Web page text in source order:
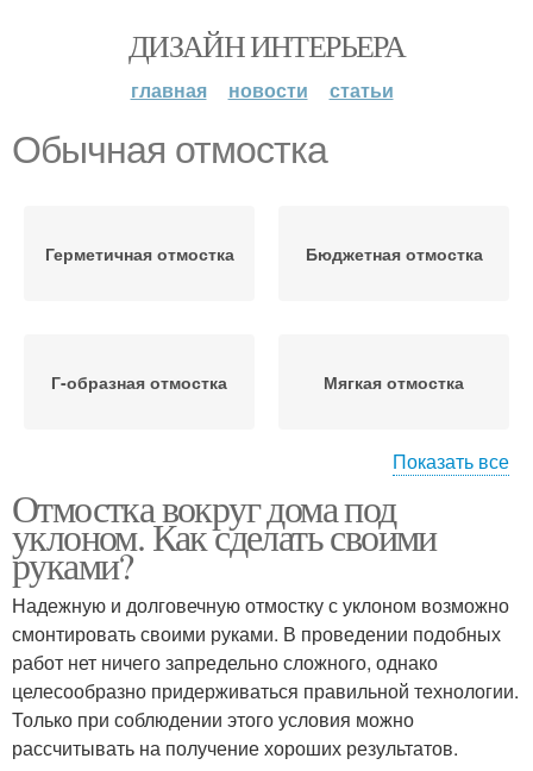
ДИЗАЙН ИНТЕРЬЕРА
главная новости статьи
Обычная отмостка
Герметичная отмостка Бюджетная отмостка
Г-образная отмостка Мягкая отмостка
Скрытая отмостка Бетонная отмостка
Отмостка из бетона Бетон для отмостки
Показать все
Отмостка вокруг дома под
уклоном. Как сделать своими
руками?
Надежную и долговечную отмостку с уклоном возможно
смонтировать своими руками. В проведении подобных
работ нет ничего запредельно сложного, однако
целесообразно придерживаться правильной технологии.
Только при соблюдении этого условия можно
рассчитывать на получение хороших результатов.